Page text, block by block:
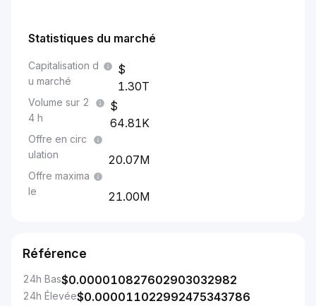
Statistiques du marché
Capitalisation d
u marché
1.30T
Volume sur 2
4 h
64.81K
Offre en circ
ulation
20.07M
Offre maxima
le
21.00M
Référence
24h Bas$0.000010827602903032982
24h Élevée$0.000011022992475343786